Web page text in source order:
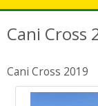
Cani Cross
Cani Cross 2019